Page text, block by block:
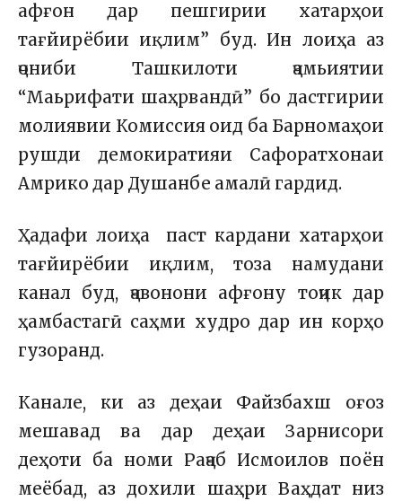
афғон дар пешгирии хатарҳои
тағйирёбии иқлим” буд. Ин лоиҳа аз
ҷониби Ташкилоти ҷамьиятии
“Маьрифати шаҳрвандӣ” бо дастгирии
молиявии Комиссия оид ба Барномаҳои
рушди демокиратияи Сафоратхонаи
Амрико дар Душанбе амалӣ гардид.
Ҳадафи лоиҳа паст кардани хатарҳои
тағйирёбии иқлим, тоза намудани
канал буд, ҷавонони афғону тоҷик дар
ҳамбастагӣ саҳми худро дар ин корҳо
гузоранд.
Канале, ки аз деҳаи Файзбахш оғоз
мешавад ва дар деҳаи Зарнисори
деҳоти ба номи Раҷаб Исмоилов поён
меёбад, аз дохили шаҳри Ваҳдат низ